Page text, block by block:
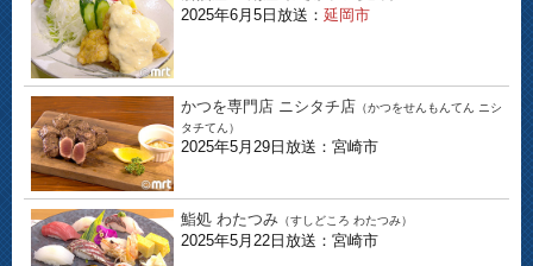
2025年6月5日放送： 延岡市
かつを専門店 ニシタチ店 （かつをせんもんてん ニシ
タチてん）
2025年5月29日放送：宮崎市
鮨処 わたつみ （すしどころ わたつみ）
2025年5月22日放送：宮崎市